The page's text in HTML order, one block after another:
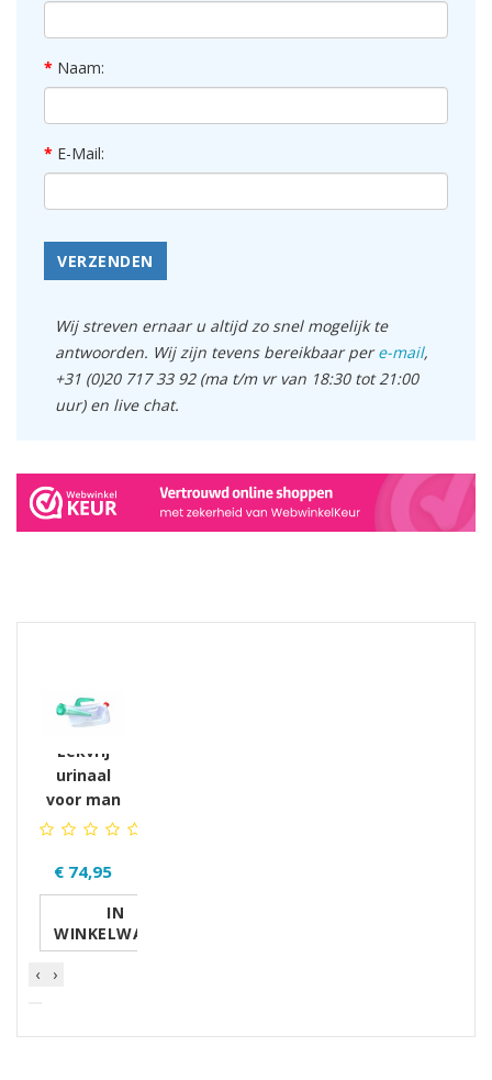
Naam:
E-Mail:
VERZENDEN
Wij streven ernaar u altijd zo snel mogelijk te
antwoorden. Wij zijn tevens bereikbaar pere-mail,
+31 (0)20 717 33 92 (ma t/m vr van 18:30 tot 21:00
uur) en live chat.
Lekvrij
urinaal
voor man
€ 74,95
IN
WINKELWAGEN
‹
›